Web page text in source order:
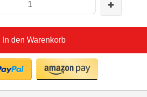
In den Warenkorb